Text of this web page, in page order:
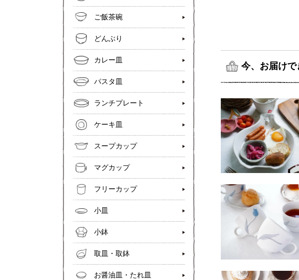
今、お届けで
ト３ シロクマの
2,600円(税込
ニ１１ チューリ
2,200円(税込2,420
ご飯茶碗
どんぶり
カレー皿
パスタ皿
ランチプレート
ケーキ皿
スープカップ
マグカップ
フリーカップ
小皿
小鉢
取皿・取鉢
お醤油皿・たれ皿